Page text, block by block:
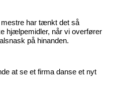
har tænkt det så
hjælpemidler, når vi overfører
på hinanden.
at se et firma danse et nyt